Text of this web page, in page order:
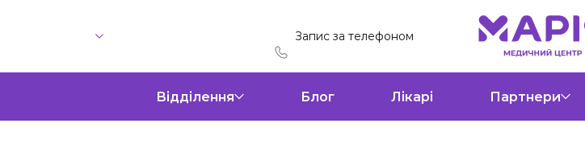
Запис за телефоном
Відділення Блог Лікарі Партнери